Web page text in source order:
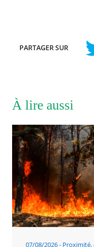
PARTAGERSUR
À lire aussi
07/08/2026 Proximité,